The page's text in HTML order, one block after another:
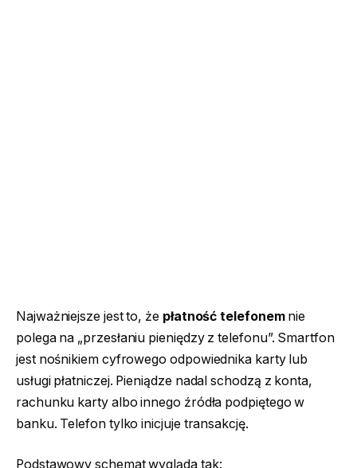
Najważniejsze jest to, że płatność telefonemnie
polega na „przesłaniu pieniędzy z telefonu”. Smartfon
jest nośnikiem cyfrowego odpowiednika karty lub
usługi płatniczej. Pieniądze nadal schodzą z konta,
rachunku karty albo innego źródła podpiętego w
banku. Telefon tylko inicjuje transakcję.
Podstawowy schemat wygląda tak: